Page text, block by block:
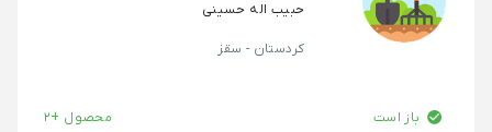
حبیب اله حسینی
کردستان - سقز
باز است محصول +2